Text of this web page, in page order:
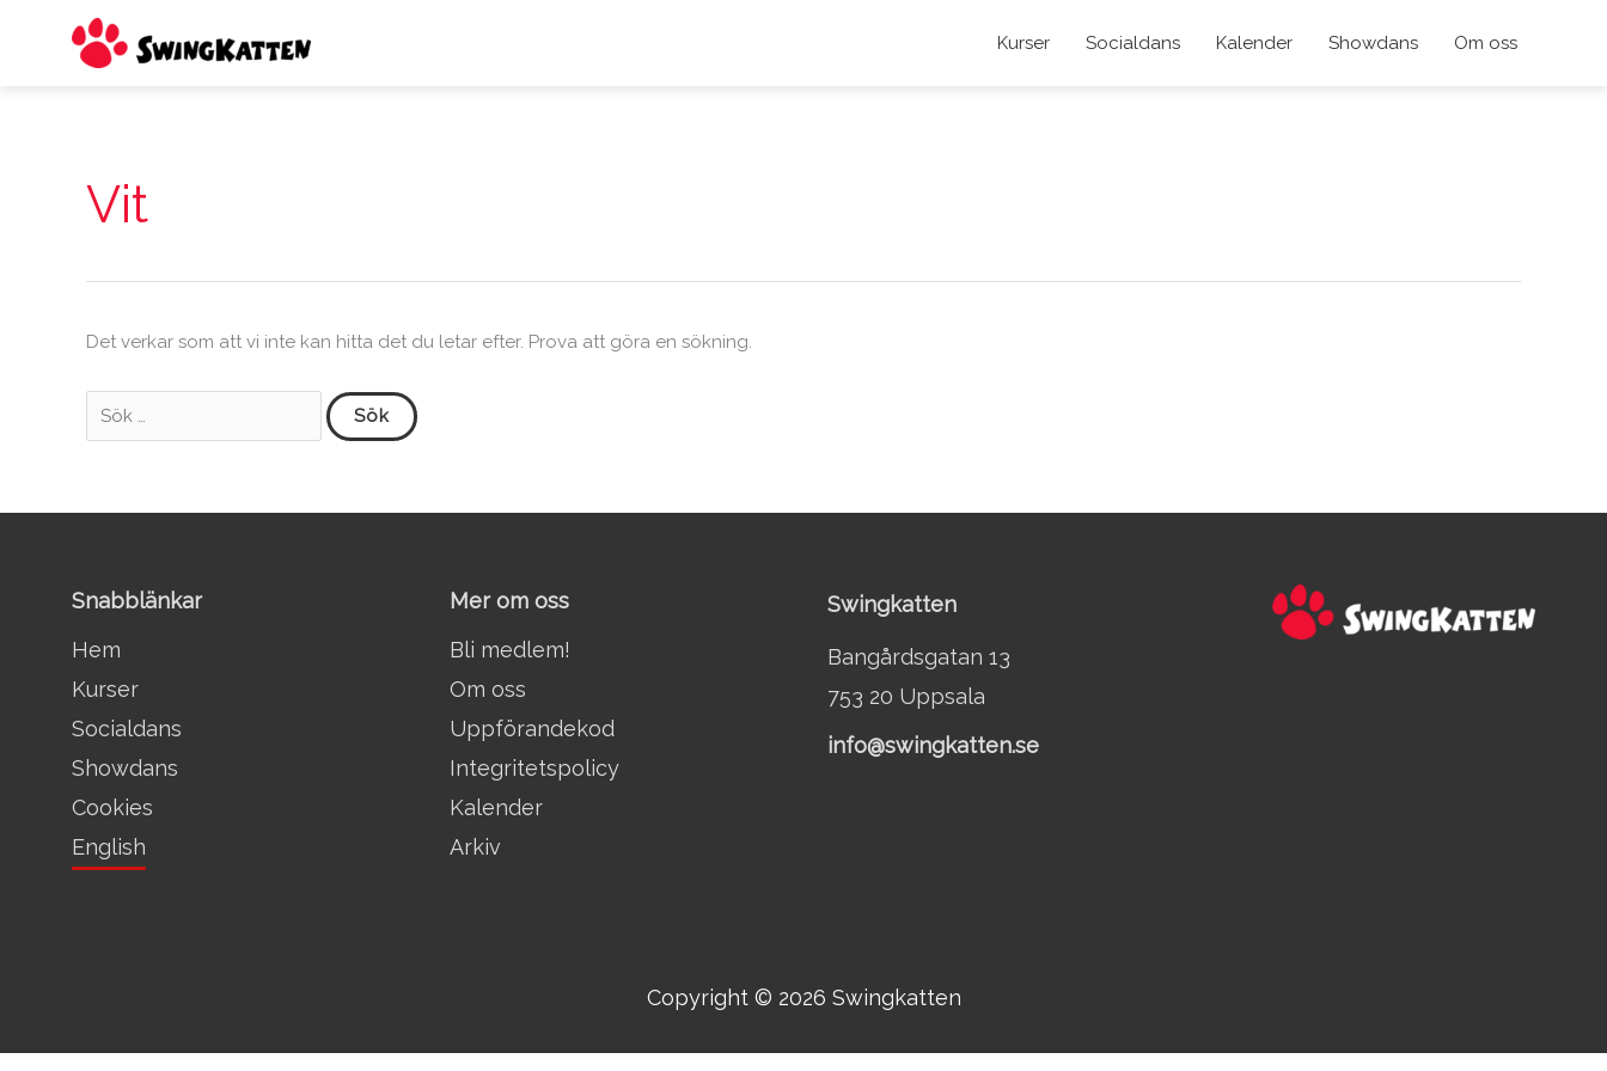
Kurser Socialdans Kalender Showdans Om oss
Vit
Det verkar som att vi inte kan hitta det du letar efter. Prova att göra en sökning.
Snabblänkar
Hem
Kurser
Socialdans
Showdans
Cookies
English
Mer om oss
Bli medlem!
Om oss
Uppförandekod
Integritetspolicy
Kalender
Arkiv
Swingkatten
Bangårdsgatan 13
753 20 Uppsala
info@swingkatten.se
Copyright © 2026 Swingkatten